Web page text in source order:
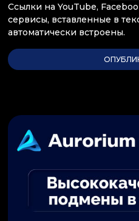
Ссылки на YouTube,
сервисы, вставленные в
автоматически встроены.